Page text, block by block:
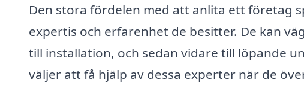
Den stora fördelen med att anlita ett företag
expertis och erfarenhet de besitter. De kan
till installation, och sedan vidare till löpande
väljer att få hjälp av dessa experter när de